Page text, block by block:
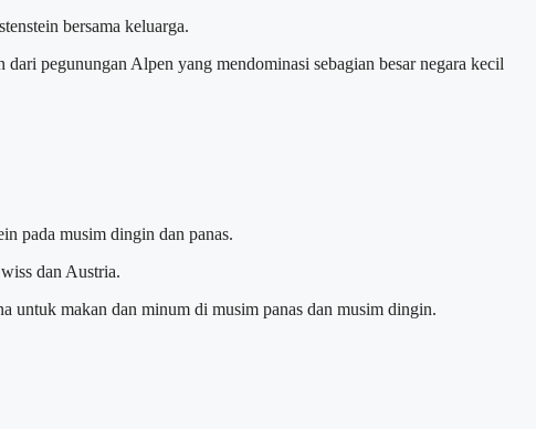
bersama keluarga.
pegunungan Alpen yang mendominasi sebagian besar negara kecil
pada musim dingin dan panas.
dan Austria.
untuk makan dan minum di musim panas dan musim dingin.